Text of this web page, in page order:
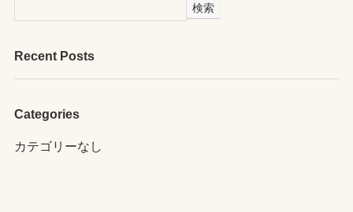
検索
Recent Posts
Categories
カテゴリーなし